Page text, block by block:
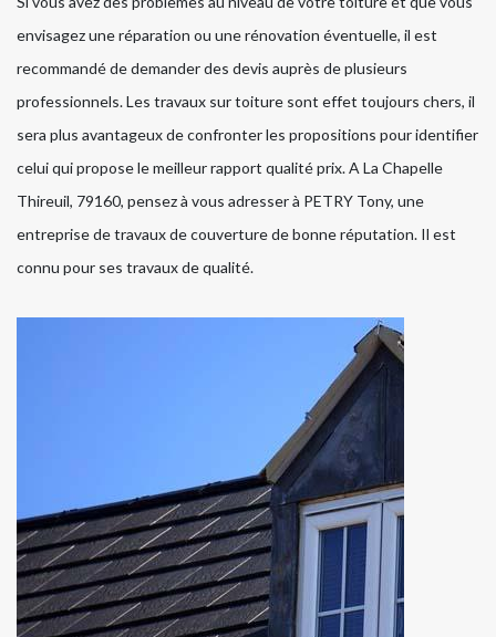
envisagez une réparation ou une rénovation éventuelle, il est
recommandé de demander des devis auprès de plusieurs
professionnels. Les travaux sur toiture sont effet toujours chers, il
sera plus avantageux de confronter les propositions pour identifier
celui qui propose le meilleur rapport qualité prix. A La Chapelle
Thireuil, 79160, pensez à vous adresser à PETRY Tony, une
entreprise de travaux de couverture de bonne réputation. Il est
connu pour ses travaux de qualité.